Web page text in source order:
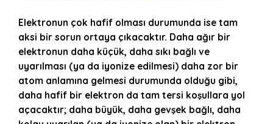
Elektronun çok hafif olması durumunda ise tam
aksi bir sorun ortaya çıkacaktır. Daha ağır bir
elektronun daha küçük, daha sıkı bağlı ve
uyarılması (ya da iyonize edilmesi) daha zor bir
atom anlamına gelmesi durumunda olduğu gibi,
daha hafif bir elektron da tam tersi koşullara yol
açacaktır; daha büyük, daha gevşek bağlı, daha